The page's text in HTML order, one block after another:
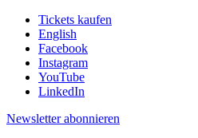
Tickets kaufen
English
Facebook
Instagram
YouTube
LinkedIn
Newsletter abonnieren